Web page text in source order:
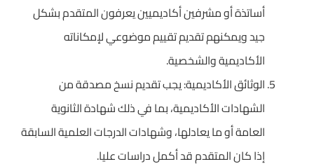
أساتذة أو مشرفين أكاديميين يعرفون المتقدم بشكل
جيد ويمكنهم تقديم تقييم موضوعي لإمكاناته
الأكاديمية والشخصية.
الوثائق الأكاديمية: يجب تقديم نسخ مصدقة من
الشهادات الأكاديمية، بما في ذلك شهادة الثانوية
العامة أو ما يعادلها، وشهادات الدرجات العلمية السابقة
إذا كان المتقدم قد أكمل دراسات عليا.